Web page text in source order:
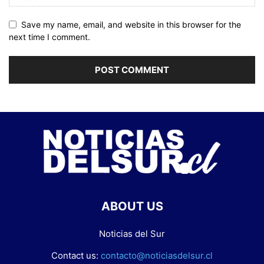
Save my name, email, and website in this browser for the
next time I comment.
ABOUT US
Noticias del Sur
Contact us: contacto@noticiasdelsur.cl